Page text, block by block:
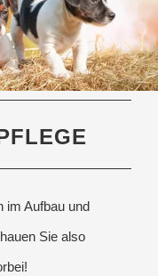
im Aufbau und
Sie also